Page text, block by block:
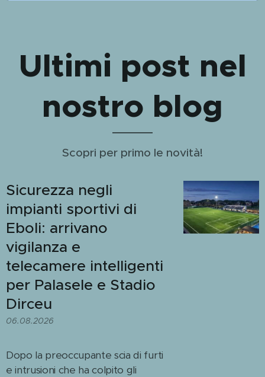
Ultimi post nel
nostro blog
Scopri per primo le novità!
Sicurezza negli
impianti sportivi di
Eboli: arrivano
vigilanza e
telecamere intelligenti
per Palasele e Stadio
Dirceu
06.08.2026
Dopo la preoccupante scia di furti
e intrusioni che ha colpito gli